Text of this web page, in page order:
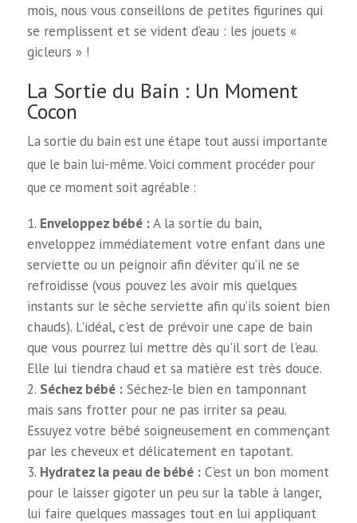
mois, nous vous conseillons de petites figurines qui
se remplissent et se vident d’eau : les jouets «
gicleurs » !
La Sortie du Bain : Un Moment
Cocon
La sortie du bain est une étape tout aussi importante
que le bain lui-même. Voici comment procéder pour
que ce moment soit agréable :
Enveloppez bébé :A la sortie du bain,
enveloppez immédiatement votre enfant dans une
serviette ou un peignoir afin d’éviter qu’il ne se
refroidisse (vous pouvez les avoir mis quelques
instants sur le sèche serviette afin qu’ils soient bien
chauds). L'idéal, c'est de prévoir une cape de bain
que vous pourrez lui mettre dès qu'il sort de l'eau.
Elle lui tiendra chaud et sa matière est très douce.
Séchez bébé :Séchez-le bien en tamponnant
mais sans frotter pour ne pas irriter sa peau.
Essuyez votre bébé soigneusement en commençant
par les cheveux et délicatement en tapotant.
Hydratez la peau de bébé :C'est un bon moment
pour le laisser gigoter un peu sur la table à langer,
lui faire quelques massages tout en lui appliquant